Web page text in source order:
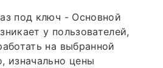
под ключ - Основной
у пользователей,
на выбранной
изначально цены